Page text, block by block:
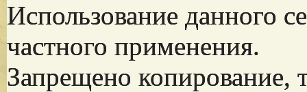
Использование данного
частного применения.
Запрещено копирование,